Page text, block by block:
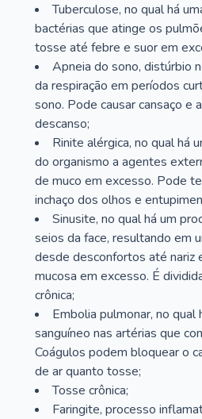
Tuberculose, no qual há
bactérias que atinge os
tosse até febre e suor em
Apneia do sono, distúrbio
da respiração em períodos
sono. Pode causar cansaço e
descanso;
Rinite alérgica, no qual há
do organismo a agentes
de muco em excesso. Pode
inchaço dos olhos e
Sinusite, no qual há um
seios da face, resultando em
desde desconfortos até nariz
mucosa em excesso. É
crônica;
Embolia pulmonar, no
sanguíneo nas artérias que
Coágulos podem bloquear o
de ar quanto tosse;
Tosse crônica;
Faringite, processo